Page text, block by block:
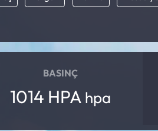
BASINÇ
1014 HPA hpa